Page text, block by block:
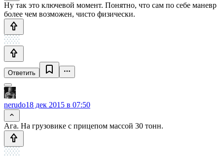
Ну так это ключевой момент. Понятно, что сам по себе маневр
более чем возможен, чисто физически.
Ответить
nerudo18 дек 2015 в 07:50
Ага. На грузовике с прицепом массой 30 тонн.